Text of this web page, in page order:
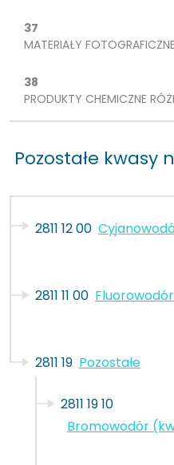
37
MATERIAŁY
38
PRODUKTY CHEMICZNE
Pozostałe kwasy
2811 12 00
2811 11 00
2811 19 Pozostałe
2811 19 10
Bromowodór